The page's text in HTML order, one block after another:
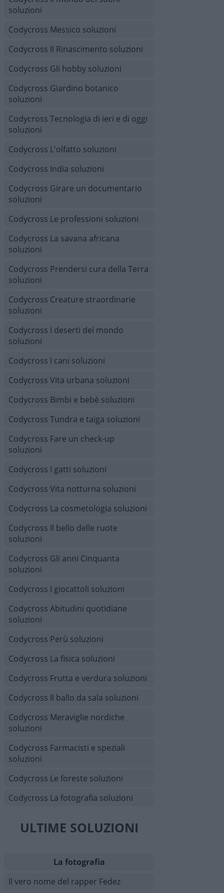
soluzioni
Codycross Messico soluzioni
Codycross Il Rinascimento soluzioni
Codycross Gli hobby soluzioni
Codycross Giardino botanico
soluzioni
Codycross Tecnologia di ieri e di oggi
soluzioni
Codycross L'olfatto soluzioni
Codycross India soluzioni
Codycross Girare un documentario
soluzioni
Codycross Le professioni soluzioni
Codycross La savana africana
soluzioni
Codycross Prendersi cura della Terra
soluzioni
Codycross Creature straordinarie
soluzioni
Codycross I deserti del mondo
soluzioni
Codycross I cani soluzioni
Codycross Vita urbana soluzioni
Codycross Bimbi e bebè soluzioni
Codycross Tundra e taiga soluzioni
Codycross Fare un check-up
soluzioni
Codycross I gatti soluzioni
Codycross Vita notturna soluzioni
Codycross La cosmetologia soluzioni
Codycross Il bello delle ruote
soluzioni
Codycross Gli anni Cinquanta
soluzioni
Codycross I giocattoli soluzioni
Codycross Abitudini quotidiane
soluzioni
Codycross Perù soluzioni
Codycross La fisica soluzioni
Codycross Frutta e verdura soluzioni
Codycross Il ballo da sala soluzioni
Codycross Meraviglie nordiche
soluzioni
Codycross Farmacisti e speziali
soluzioni
Codycross Le foreste soluzioni
Codycross La fotografia soluzioni
ULTIME SOLUZIONI
La fotografia
Il vero nome del rapper Fedez